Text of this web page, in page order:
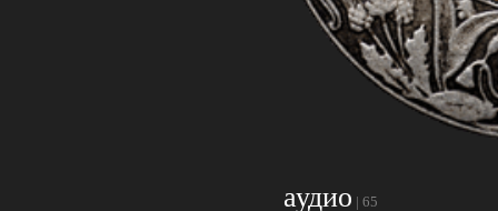
аудио | 65